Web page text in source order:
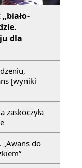
dla
[wyniki
zaskoczyła
„Awans do